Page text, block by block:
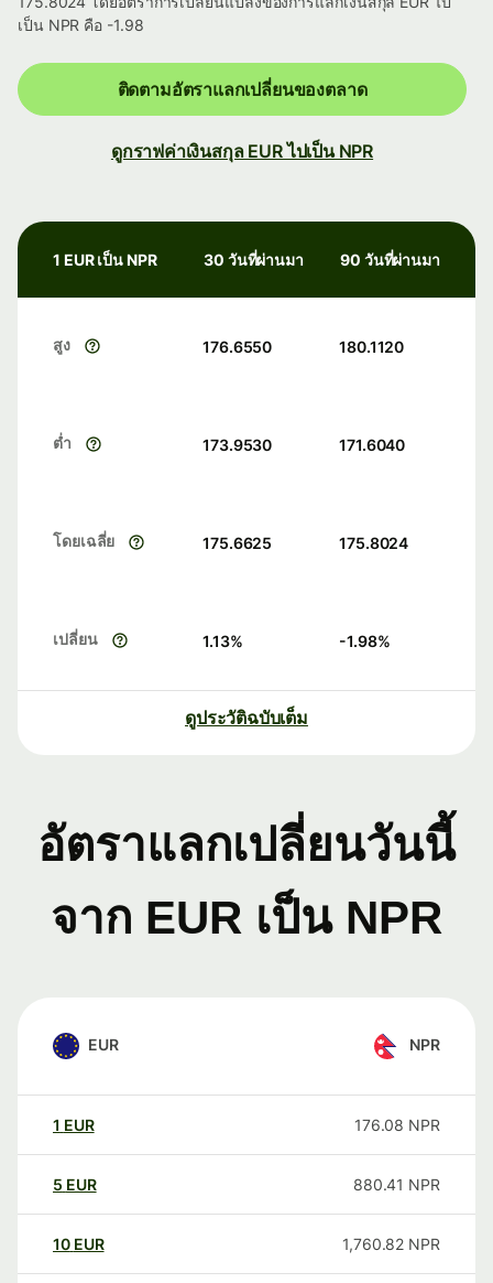
เป็น NPR คือ -1.98
ติดตามอัตราแลกเปลี่ยนของตลาด
ดูกราฟค่าเงินสกุล EUR ไปเป็น NPR
1 EUR เป็น NPR 30 วันที่ผ่านมา 90 วันที่ผ่านมา
สูง 176.6550 180.1120
ต่ำ 173.9530 171.6040
โดยเฉลี่ย 175.6625 175.8024
เปลี่ยน 1.13% -1.98%
ดูประวัติฉบับเต็ม
อัตราแลกเปลี่ยนวันนี้
จาก EUR เป็น NPR
EUR NPR
1 EUR 176.08 NPR
5 EUR 880.41 NPR
10 EUR 1,760.82 NPR